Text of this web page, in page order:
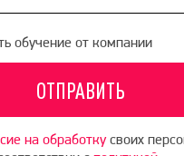
обучение от компании
ОТПРАВИТЬ
на обработкусвоих